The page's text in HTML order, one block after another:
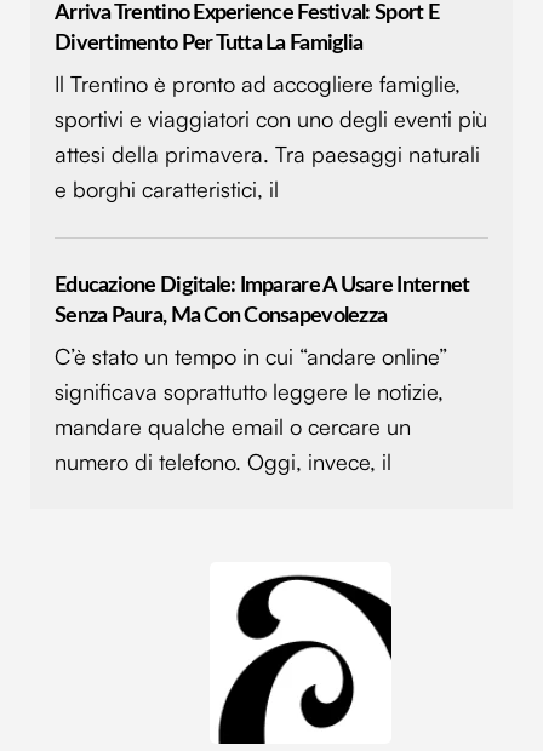
Arriva Trentino Experience Festival: Sport E
Divertimento Per Tutta La Famiglia
Il Trentino è pronto ad accogliere famiglie,
sportivi e viaggiatori con uno degli eventi più
attesi della primavera. Tra paesaggi naturali
e borghi caratteristici, il
Educazione Digitale: Imparare A Usare Internet
Senza Paura, Ma Con Consapevolezza
C’è stato un tempo in cui “andare online”
significava soprattutto leggere le notizie,
mandare qualche email o cercare un
numero di telefono. Oggi, invece, il